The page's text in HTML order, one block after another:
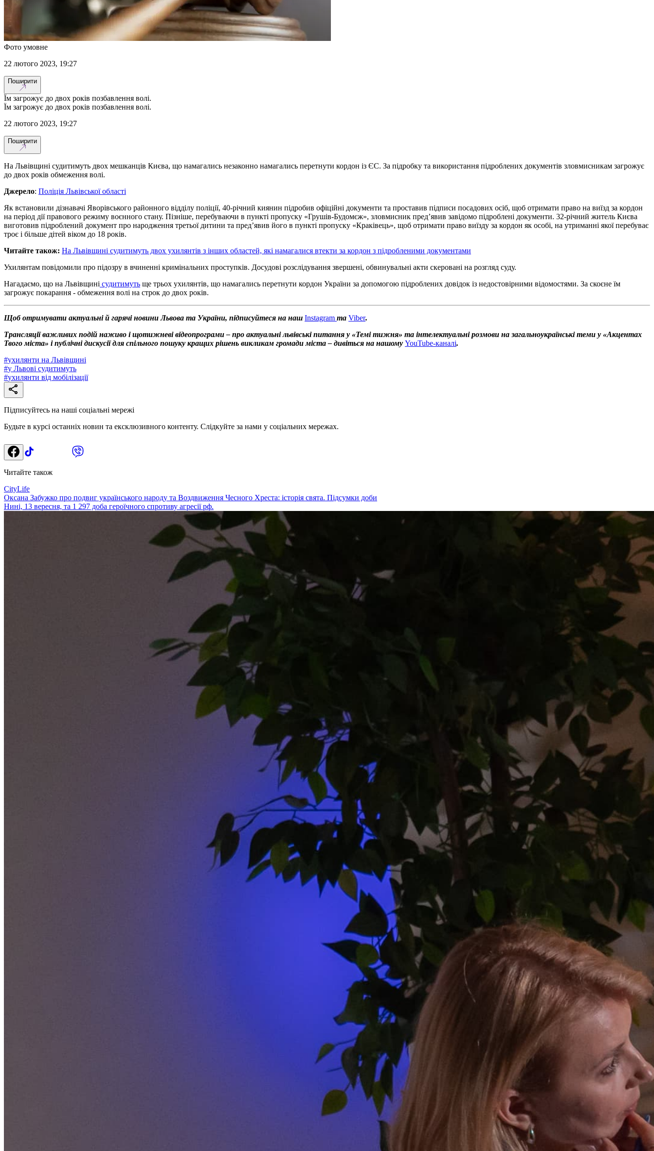
Фото умовне
22 лютого 2023, 19:27
Поширити
Їм загрожує до двох років позбавлення волі.
Їм загрожує до двох років позбавлення волі.
22 лютого 2023, 19:27
Поширити
На Львівщині судитимуть двох мешканців Києва, що намагались незаконно намагались перетнути кордон із ЄС. За підробку та використання підроблених документів зловмисникам загрожує
до двох років обмеження волі.
Джерело: Поліція Львівської області
Як встановили дізнавачі Яворівського районного відділу поліції, 40-річний киянин підробив офіційні документи та проставив підписи посадових осіб, щоб отримати право на виїзд за кордон
на період дії правового режиму воєнного стану. Пізніше, перебуваючи в пункті пропуску «Грушів-Будомєж», зловмисник пред’явив завідомо підроблені документи. 32-річний житель Києва
виготовив підроблений документ про народження третьої дитини та пред’явив його в пункті пропуску «Краківець», щоб отримати право виїзду за кордон як особі, на утриманні якої перебуває
троє і більше дітей віком до 18 років.
Читайте також: На Львівщині судитимуть двох ухилянтів з інших областей, які намагалися втекти за кордон з підробленими документами
Ухилянтам повідомили про підозру в вчиненні кримінальних проступків. Досудові розслідування звершені, обвинувальні акти скеровані на розгляд суду.
Нагадаємо, що на Львівщині судитимуть ще трьох ухилянтів, що намагались перетнути кордон України за допомогою підроблених довідок із недостовірними відомостями. За скоєне їм
загрожує покарання - обмеження волі на строк до двох років.
Щоб отримувати актуальні й гарячі новини Львова та України, підписуйтеся на наш Instagram та Viber.
Трансляції важливих подій наживо і щотижневі відеопрограми – про актуальні львівські питання у «Темі тижня» та інтелектуальні розмови на загальноукраїнські теми у «Акцентах
Твого міста» і публічні дискусії для спільного пошуку кращих рішень викликам громади міста – дивіться на нашому YouTube-каналі.
#ухилянти на Львівщині
#у Львові судитимуть
#ухилянти від мобілізації
Підписуйтесь на наші соціальні мережі
Будьте в курсі останніх новин та ексклюзивного контенту. Слідкуйте за нами у соціальних мережах.
Читайте також
CityLife
Оксана Забужко про подвиг українського народу та Воздвиження Чесного Хреста: історія свята. Підсумки доби
Нині, 13 вересня, та 1 297 доба героїчного спротиву агресії рф.